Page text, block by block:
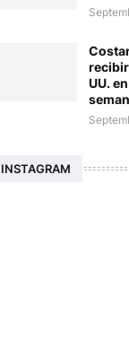
recibir
UU.
INSTAGRAM